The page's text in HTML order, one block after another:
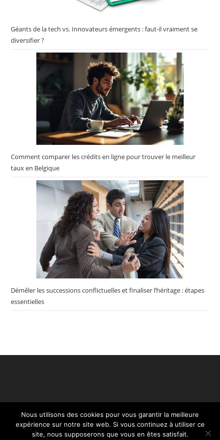
prise de courant : la
gamme Power X-Change
combinée avec tous les
autres appareils de la
gamme. La fonction de
démarrage progressif
préserve le moteur et la
batterie des surcharges...
Géants de la tech vs. Innovateurs émergents : faut-il vraiment se
diversifier ?
Comment comparer les crédits en ligne pour trouver le meilleur
taux en Belgique
Démêler les successions conflictuelles et finaliser l’héritage : étapes
essentielles
Nous utilisons des cookies pour vous garantir la meilleure
expérience sur notre site web. Si vous continuez à utiliser ce
site, nous supposerons que vous en êtes satisfait.